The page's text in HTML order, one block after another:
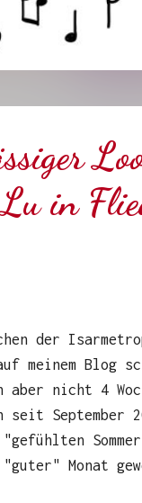
in
der
Blog
aber nicht 4
Monat